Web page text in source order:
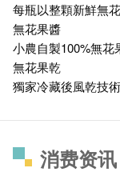
每瓶以整顆新鮮無
無花果醬
小農自製100%無花
無花果乾
獨家冷藏後風乾技
消费资讯